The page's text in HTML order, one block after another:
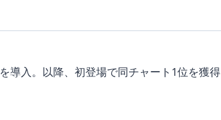
入。以降、初登場で同チャート1位を獲